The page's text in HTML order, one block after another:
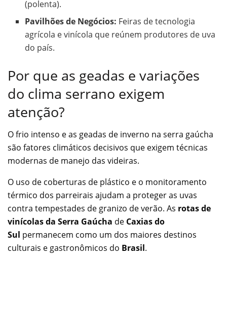
(polenta).
Pavilhões de Negócios: Feiras de tecnologia
agrícola e vinícola que reúnem produtores de uva
do país.
Por que as geadas e variações
do clima serrano exigem
atenção?
O frio intenso e as geadas de inverno na serra gaúcha
são fatores climáticos decisivos que exigem técnicas
modernas de manejo das videiras.
O uso de coberturas de plástico e o monitoramento
térmico dos parreirais ajudam a proteger as uvas
contra tempestades de granizo de verão. As rotas de
vinícolas da Serra Gaúcha de Caxias do
Sul permanecem como um dos maiores destinos
culturais e gastronômicos do Brasil.